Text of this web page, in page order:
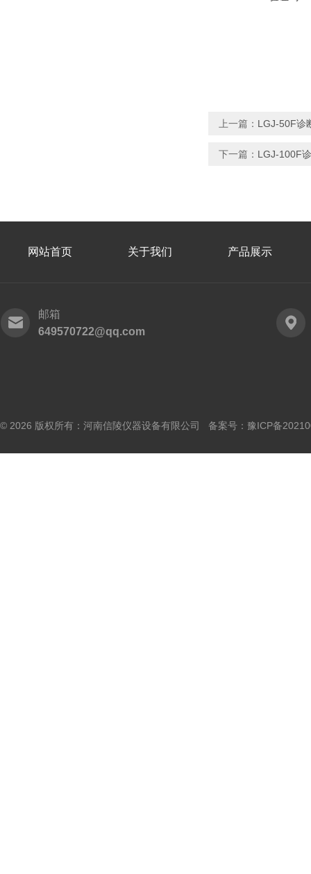
上一篇： LGJ-50F诊
下一篇： LGJ-100F
网站首页 关于我们 产品展示
邮箱
649570722@qq.com
© 2026 版权所有：河南信陵仪器设备有限公司 备案号： 豫ICP备